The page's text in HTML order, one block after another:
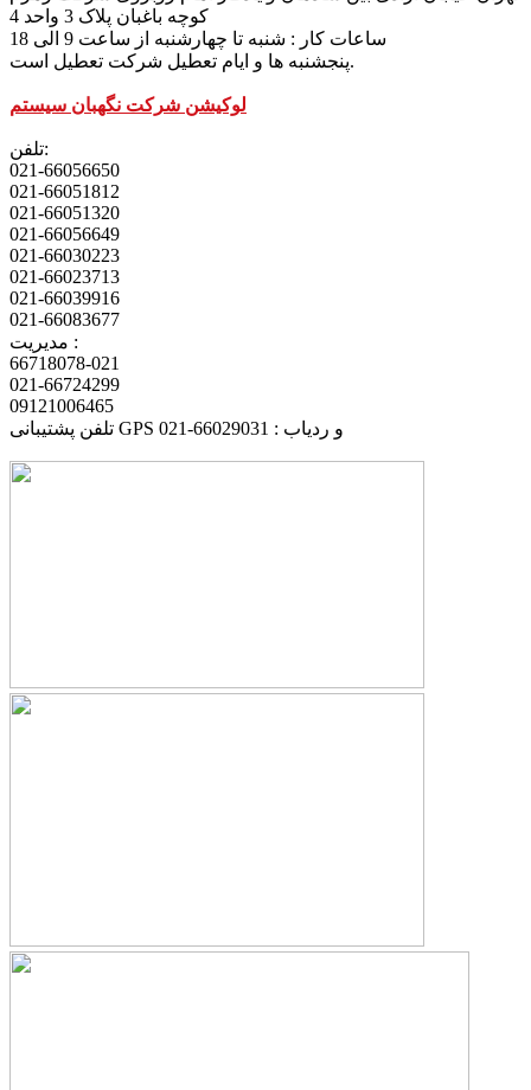
کوچه باغبان پلاک 3 واحد 4
پنجشنبه ها و ایام تعطیل شرکت تعطیل است.
لوکیشن شرکت نگهبان سیستم
تلفن:
021-66056650
021-66051812
021-66051320
021-66056649
021-66030223
021-66023713
021-66039916
021-66083677
مدیریت :
66718078-021
021-66724299
09121006465
تلفن پشتیبانی GPS و ردیاب : 66029031-021